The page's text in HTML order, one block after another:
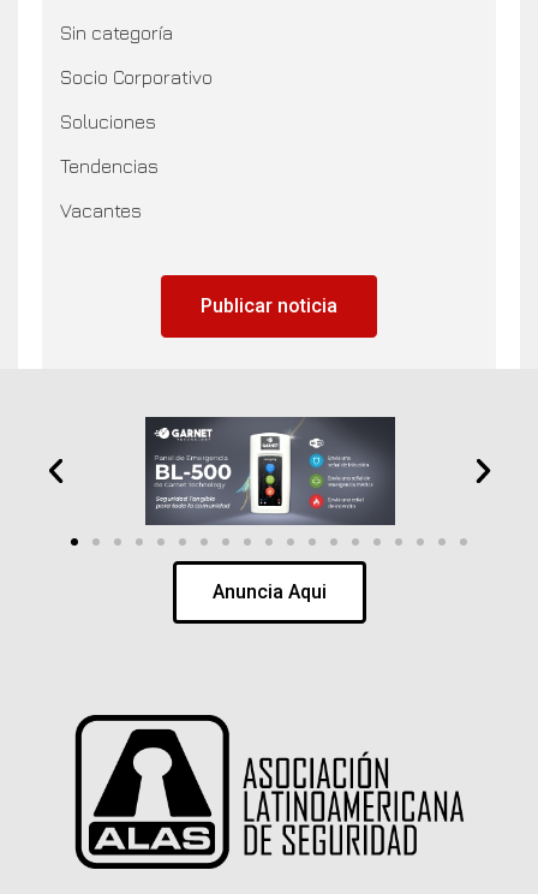
Sin categoría
Socio Corporativo
Soluciones
Tendencias
Vacantes
Publicar noticia
Anuncia Aqui